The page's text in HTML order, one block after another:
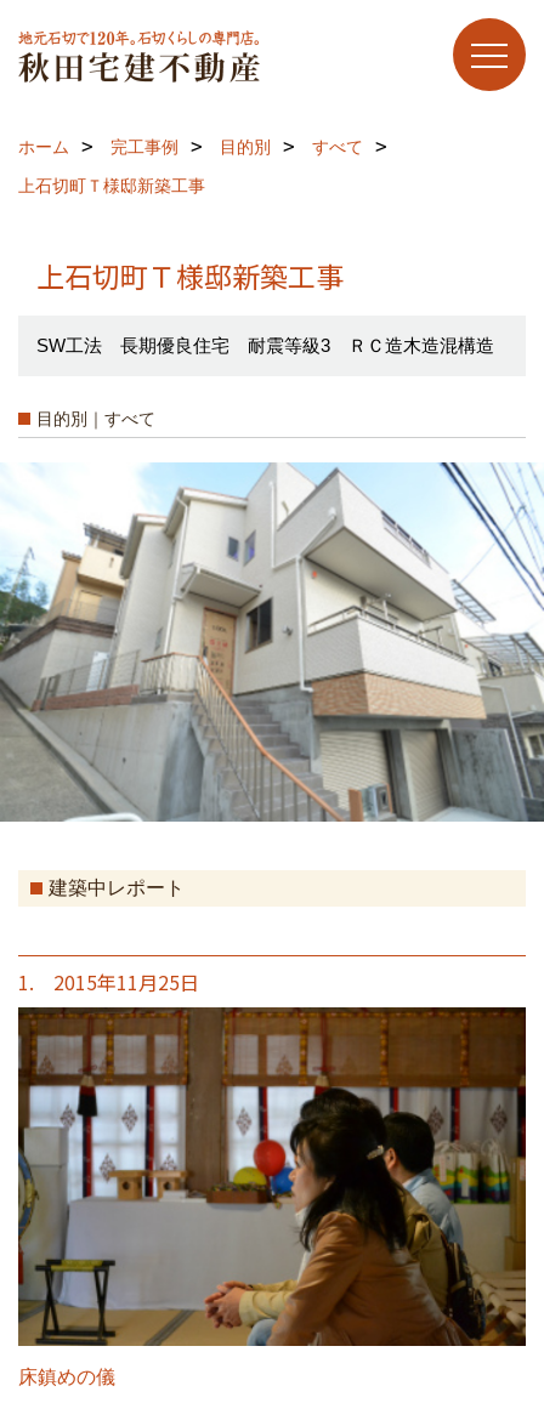
ホーム 完工事例 目的別
すべて
上石切町Ｔ様邸新築工事
上石切町Ｔ様邸新築工事
SW工法 長期優良住宅 耐震等級3 ＲＣ造木造混構造
目的別｜すべて
建築中レポート
1. 2015年11月25日
床鎮めの儀